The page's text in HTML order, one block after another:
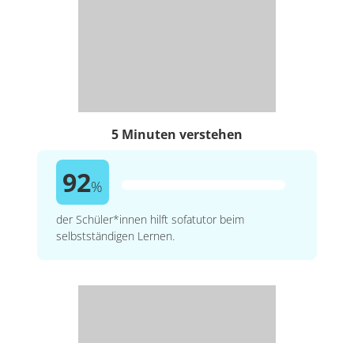
5 Minuten verstehen
92%
der Schüler*innen hilft sofatutor beim
selbstständigen Lernen.